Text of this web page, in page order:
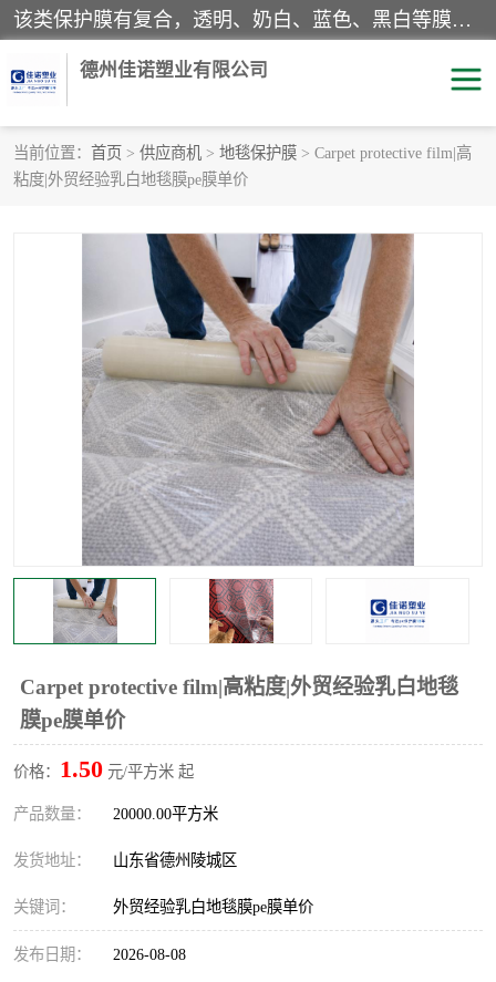
该类保护膜有复合，透明、奶白、蓝色、黑白等膜型。特高粘，高粘，中高粘，中粘，中低粘，低粘等。对于不同的粘力要求有相应的产品相适配。无胶渍残留污染。在较宽的收卷幅度下平整无皱纹，收卷长度大，利于机械化及自动化施工粘贴。为您的产品提供的表面保护解决方案。 产品广泛适用于：铝材、不锈钢、金属、塑料、电子、家电、家具、玻璃、化工材料、装饰材料等。
德州佳诺塑业有限公司
当前位置： 首页 > 供应商机 > 地毯保护膜 > Carpet protective film|高
粘度|外贸经验乳白地毯膜pe膜单价
Carpet protective film|高粘度|外贸经验乳白地毯
膜pe膜单价
价格： 1.50 元/平方米 起
产品数量： 20000.00平方米
发货地址： 山东省德州陵城区
关键词： 外贸经验乳白地毯膜pe膜单价
发布日期： 2026-08-08
pe保护膜
家具保护膜
透明保护膜
黑白保护膜 乳白保护膜
明蓝保护膜 纯黑保护膜
印字保护膜 彩钢板保护膜
不绣钢板保护膜 两边上胶保护膜
窗缝阻风胶带 铝板保护膜
不锈钢板保护膜 一次性隔离膜